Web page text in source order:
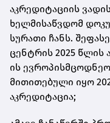
აკრედიტაციის
ხელმისაწვდომ
სურათი ჩანს.
ცენტრის 2025 წლის
ის
მითითებული იყო
აკრედიტაცია;